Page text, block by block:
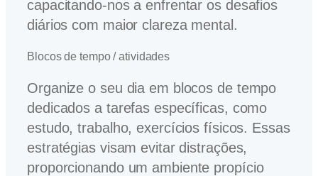
capacitando-nos a enfrentar os desafios
diários com maior clareza mental.
Blocos de tempo / atividades
Organize o seu dia em blocos de tempo
dedicados a tarefas específicas, como
estudo, trabalho, exercícios físicos. Essas
estratégias visam evitar distrações,
proporcionando um ambiente propício